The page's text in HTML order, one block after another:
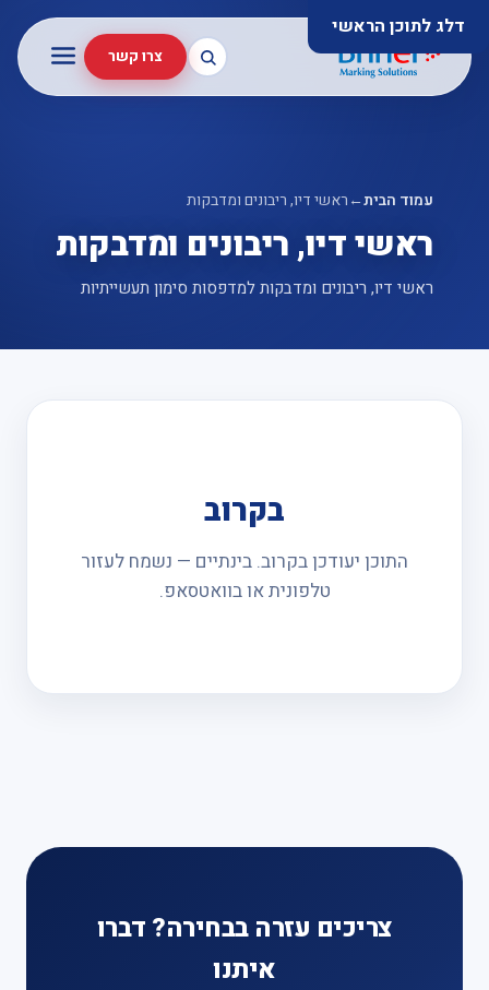
דלג לתוכן הראשי
צרו קשר
עמוד הבית←ראשי דיו, ריבונים ומדבקות
ראשי דיו, ריבונים ומדבקות
ראשי דיו, ריבונים ומדבקות למדפסות סימון תעשייתיות
בקרוב
התוכן יעודכן בקרוב. בינתיים — נשמח לעזור
טלפונית או בוואטסאפ.
צריכים עזרה בבחירה? דברו
איתנו